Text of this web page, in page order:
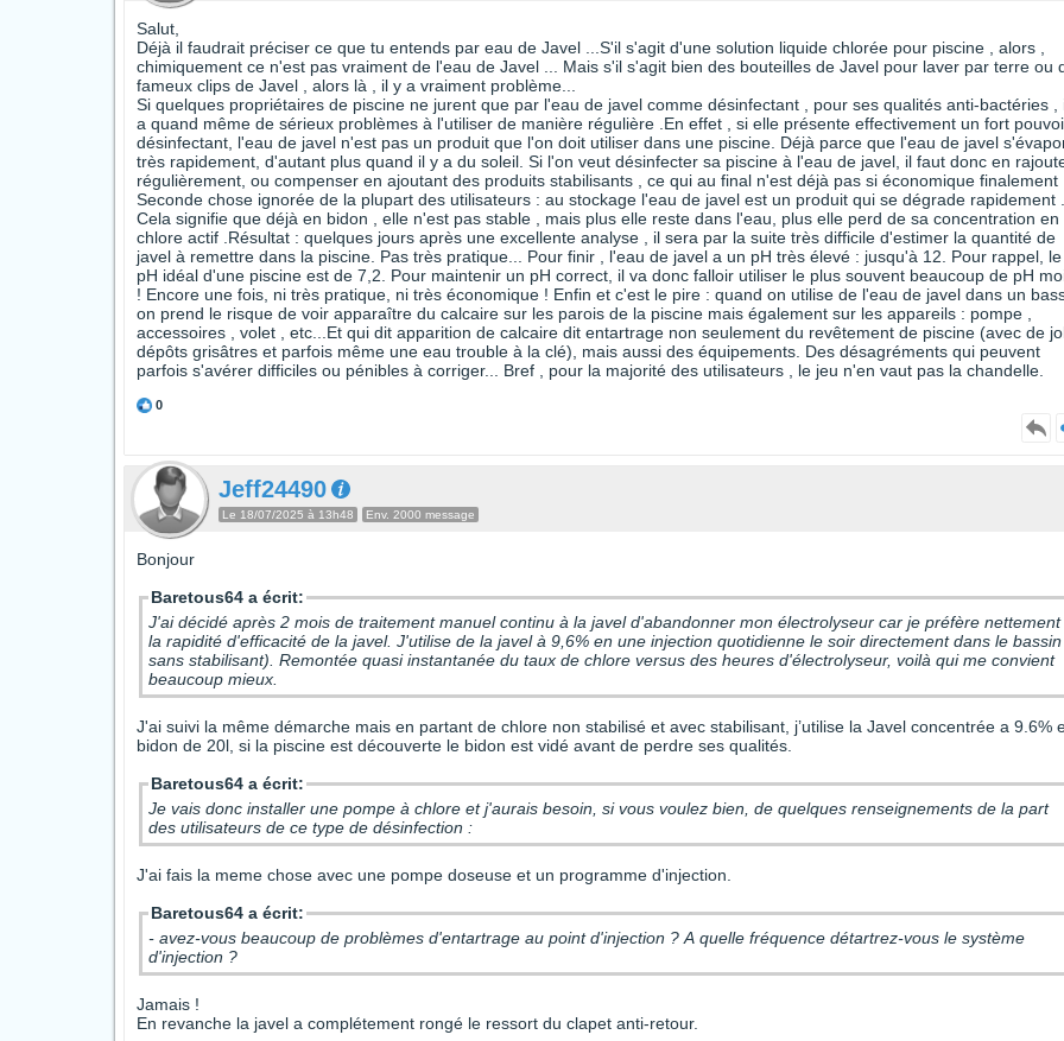
Salut,
Déjà il faudrait préciser ce que tu entends par eau de Javel ...S'il s'agit d'une solution liquide chlorée pour piscine , alors ,
chimiquement ce n'est pas vraiment de l'eau de Javel ... Mais s'il s'agit bien des bouteilles de Javel pour laver par terre ou
fameux clips de Javel , alors là , il y a vraiment problème...
Si quelques propriétaires de piscine ne jurent que par l'eau de javel comme désinfectant , pour ses qualités anti-bactéries ,
a quand même de sérieux problèmes à l'utiliser de manière régulière .En effet , si elle présente effectivement un fort
désinfectant, l'eau de javel n'est pas un produit que l'on doit utiliser dans une piscine. Déjà parce que l'eau de javel
très rapidement, d'autant plus quand il y a du soleil. Si l'on veut désinfecter sa piscine à l'eau de javel, il faut donc en
régulièrement, ou compenser en ajoutant des produits stabilisants , ce qui au final n'est déjà pas si économique finalement
Seconde chose ignorée de la plupart des utilisateurs : au stockage l'eau de javel est un produit qui se dégrade rapidement .
Cela signifie que déjà en bidon , elle n'est pas stable , mais plus elle reste dans l'eau, plus elle perd de sa concentration en
chlore actif .Résultat : quelques jours après une excellente analyse , il sera par la suite très difficile d'estimer la quantité de
javel à remettre dans la piscine. Pas très pratique... Pour finir , l'eau de javel a un pH très élevé : jusqu'à 12. Pour rappel, le
pH idéal d'une piscine est de 7,2. Pour maintenir un pH correct, il va donc falloir utiliser le plus souvent beaucoup de pH
! Encore une fois, ni très pratique, ni très économique ! Enfin et c'est le pire : quand on utilise de l'eau de javel dans un
on prend le risque de voir apparaître du calcaire sur les parois de la piscine mais également sur les appareils : pompe ,
accessoires , volet , etc...Et qui dit apparition de calcaire dit entartrage non seulement du revêtement de piscine (avec de
dépôts grisâtres et parfois même une eau trouble à la clé), mais aussi des équipements. Des désagréments qui peuvent
parfois s'avérer difficiles ou pénibles à corriger... Bref , pour la majorité des utilisateurs , le jeu n'en vaut pas la chandelle.
0
Jeff24490
Le 18/07/2025 à 13h48 Env. 2000 message
Bonjour
Baretous64 a écrit:
J'ai décidé après 2 mois de traitement manuel continu à la javel d'abandonner mon électrolyseur car je préfère nettement
la rapidité d'efficacité de la javel. J'utilise de la javel à 9,6% en une injection quotidienne le soir directement dans le
sans stabilisant). Remontée quasi instantanée du taux de chlore versus des heures d'électrolyseur, voilà qui me convient
beaucoup mieux.
J'ai suivi la même démarche mais en partant de chlore non stabilisé et avec stabilisant, j’utilise la Javel concentrée a 9.6%
bidon de 20l, si la piscine est découverte le bidon est vidé avant de perdre ses qualités.
Baretous64 a écrit:
Je vais donc installer une pompe à chlore et j'aurais besoin, si vous voulez bien, de quelques renseignements de la part
des utilisateurs de ce type de désinfection :
J'ai fais la meme chose avec une pompe doseuse et un programme d'injection.
Baretous64 a écrit:
- avez-vous beaucoup de problèmes d'entartrage au point d'injection ? A quelle fréquence détartrez-vous le système
d'injection ?
Jamais !
En revanche la javel a complétement rongé le ressort du clapet anti-retour.